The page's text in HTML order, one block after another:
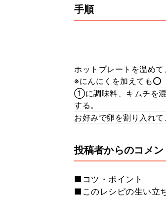
手順
ホットプレートを温め
※にんにくを加えても⭕️
①に調味料、キムチを
する。
お好みで卵を割り入れ
投稿者からのコメン
■コツ・ポイント
■このレシピの生い立